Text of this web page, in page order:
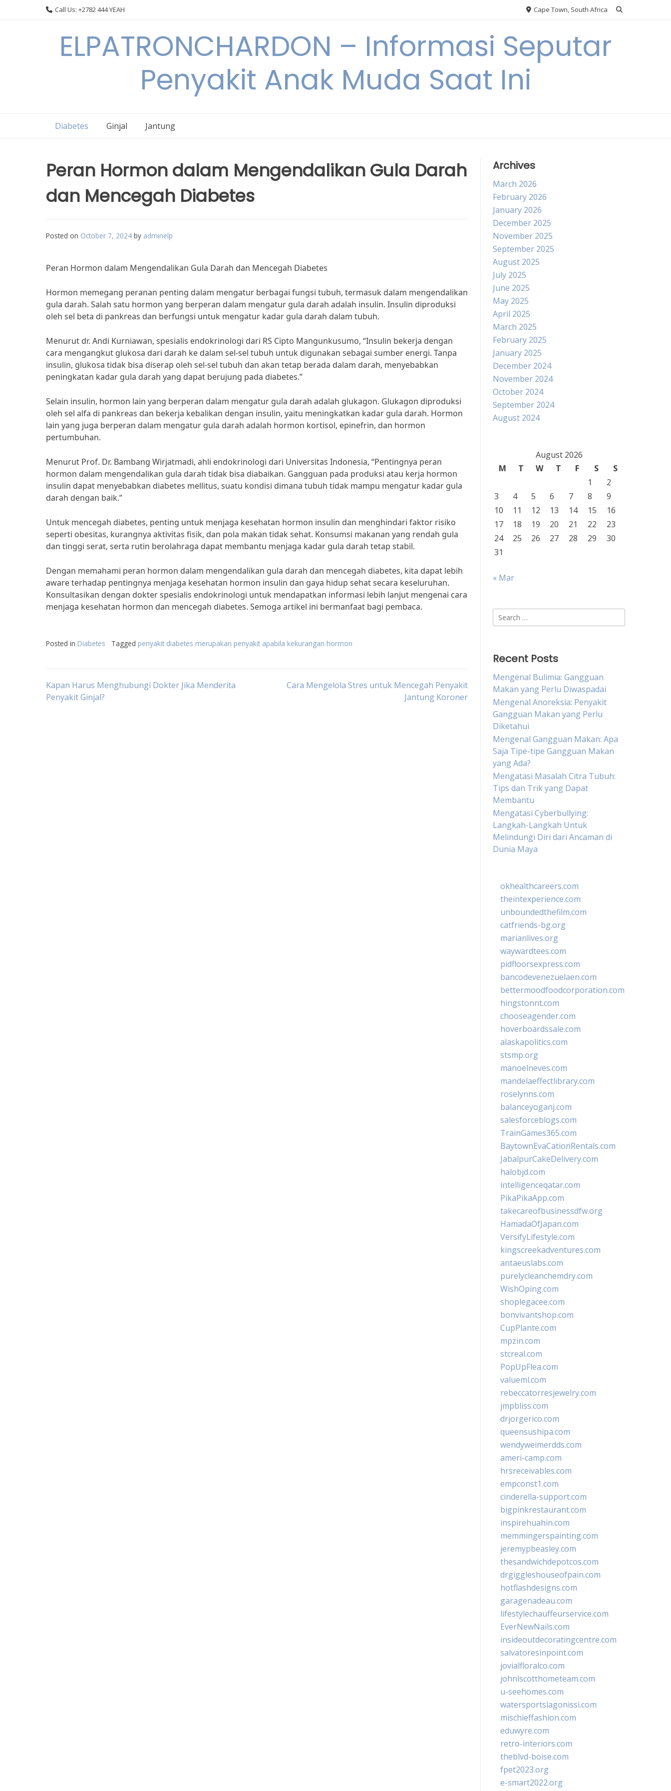
Call Us: +2782 444 YEAH Cape Town, South Africa
ELPATRONCHARDON – Informasi Seputar
Penyakit Anak Muda Saat Ini
Diabetes Ginjal Jantung
Peran Hormon dalam Mengendalikan Gula Darah
dan Mencegah Diabetes
Posted on October 7, 2024 by adminelp
Peran Hormon dalam Mengendalikan Gula Darah dan Mencegah Diabetes
Hormon memegang peranan penting dalam mengatur berbagai fungsi tubuh, termasuk dalam mengendalikan
gula darah. Salah satu hormon yang berperan dalam mengatur gula darah adalah insulin. Insulin diproduksi
oleh sel beta di pankreas dan berfungsi untuk mengatur kadar gula darah dalam tubuh.
Menurut dr. Andi Kurniawan, spesialis endokrinologi dari RS Cipto Mangunkusumo, “Insulin bekerja dengan
cara mengangkut glukosa dari darah ke dalam sel-sel tubuh untuk digunakan sebagai sumber energi. Tanpa
insulin, glukosa tidak bisa diserap oleh sel-sel tubuh dan akan tetap berada dalam darah, menyebabkan
peningkatan kadar gula darah yang dapat berujung pada diabetes.”
Selain insulin, hormon lain yang berperan dalam mengatur gula darah adalah glukagon. Glukagon diproduksi
oleh sel alfa di pankreas dan bekerja kebalikan dengan insulin, yaitu meningkatkan kadar gula darah. Hormon
lain yang juga berperan dalam mengatur gula darah adalah hormon kortisol, epinefrin, dan hormon
pertumbuhan.
Menurut Prof. Dr. Bambang Wirjatmadi, ahli endokrinologi dari Universitas Indonesia, “Pentingnya peran
hormon dalam mengendalikan gula darah tidak bisa diabaikan. Gangguan pada produksi atau kerja hormon
insulin dapat menyebabkan diabetes mellitus, suatu kondisi dimana tubuh tidak mampu mengatur kadar gula
darah dengan baik.”
Untuk mencegah diabetes, penting untuk menjaga kesehatan hormon insulin dan menghindari faktor risiko
seperti obesitas, kurangnya aktivitas fisik, dan pola makan tidak sehat. Konsumsi makanan yang rendah gula
dan tinggi serat, serta rutin berolahraga dapat membantu menjaga kadar gula darah tetap stabil.
Dengan memahami peran hormon dalam mengendalikan gula darah dan mencegah diabetes, kita dapat lebih
aware terhadap pentingnya menjaga kesehatan hormon insulin dan gaya hidup sehat secara keseluruhan.
Konsultasikan dengan dokter spesialis endokrinologi untuk mendapatkan informasi lebih lanjut mengenai cara
menjaga kesehatan hormon dan mencegah diabetes. Semoga artikel ini bermanfaat bagi pembaca.
Posted in Diabetes Tagged penyakit diabetes merupakan penyakit apabila kekurangan hormon
Post
Kapan Harus Menghubungi Dokter Jika Menderita
Penyakit Ginjal?
Cara Mengelola Stres untuk Mencegah Penyakit
Jantung Koroner
Archives
March 2026
February 2026
January 2026
December 2025
November 2025
September 2025
August 2025
July 2025
June 2025
May 2025
April 2025
March 2025
February 2025
January 2025
December 2024
November 2024
October 2024
September 2024
August 2024
August 2026
M
T W T F S
S
1
2
3
4 5 6 7 8
9
10
11 12 13 14 15
16
17
18 19 20 21 22
23
24
25 26 27 28 29
30
31
« Mar
Search
for:
Recent Posts
Mengenal Bulimia: Gangguan
Makan yang Perlu Diwaspadai
Mengenal Anoreksia: Penyakit
Gangguan Makan yang Perlu
Diketahui
Mengenal Gangguan Makan: Apa
Saja Tipe-tipe Gangguan Makan
yang Ada?
Mengatasi Masalah Citra Tubuh:
Tips dan Trik yang Dapat
Membantu
Mengatasi Cyberbullying:
Langkah-Langkah Untuk
Melindungi Diri dari Ancaman di
Dunia Maya
okhealthcareers.com
theintexperience.com
unboundedthefilm.com
catfriends-bg.org
marianlives.org
waywardtees.com
pidfloorsexpress.com
bancodevenezuelaen.com
bettermoodfoodcorporation.com
hingstonnt.com
chooseagender.com
hoverboardssale.com
alaskapolitics.com
stsmp.org
manoelneves.com
mandelaeffectlibrary.com
roselynns.com
balanceyoganj.com
salesforceblogs.com
TrainGames365.com
BaytownEvaCationRentals.com
JabalpurCakeDelivery.com
halobjd.com
intelligenceqatar.com
PikaPikaApp.com
takecareofbusinessdfw.org
HamadaOfJapan.com
VersifyLifestyle.com
kingscreekadventures.com
antaeuslabs.com
purelycleanchemdry.com
WishOping.com
shoplegacee.com
bonvivantshop.com
CupPlante.com
mpzin.com
stcreal.com
PopUpFlea.com
valueml.com
rebeccatorresjewelry.com
jmpbliss.com
drjorgerico.com
queensushipa.com
wendyweimerdds.com
ameri-camp.com
hrsreceivables.com
empconst1.com
cinderella-support.com
bigpinkrestaurant.com
inspirehuahin.com
memmingerspainting.com
jeremypbeasley.com
thesandwichdepotcos.com
drgiggleshouseofpain.com
hotflashdesigns.com
garagenadeau.com
lifestylechauffeurservice.com
EverNewNails.com
insideoutdecoratingcentre.com
salvatoresinpoint.com
jovialfloralco.com
johnlscotthometeam.com
u-seehomes.com
watersportslagonissi.com
mischieffashion.com
eduwyre.com
retro-interiors.com
theblvd-boise.com
fpet2023.org
e-smart2022.org